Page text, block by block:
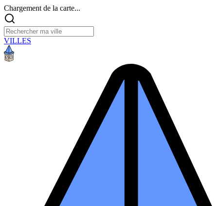
Chargement de la carte...
VILLES